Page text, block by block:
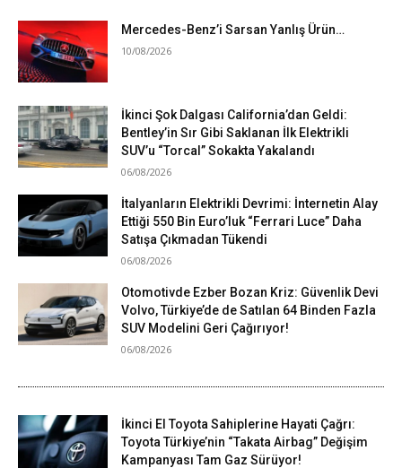
Mercedes-Benz’i Sarsan Yanlış Ürün…
10/08/2026
İkinci Şok Dalgası California’dan Geldi:
Bentley’in Sır Gibi Saklanan İlk Elektrikli
SUV’u “Torcal” Sokakta Yakalandı
06/08/2026
İtalyanların Elektrikli Devrimi: İnternetin Alay
Ettiği 550 Bin Euro’luk “Ferrari Luce” Daha
Satışa Çıkmadan Tükendi
06/08/2026
Otomotivde Ezber Bozan Kriz: Güvenlik Devi
Volvo, Türkiye’de de Satılan 64 Binden Fazla
SUV Modelini Geri Çağırıyor!
06/08/2026
İkinci El Toyota Sahiplerine Hayati Çağrı:
Toyota Türkiye’nin “Takata Airbag” Değişim
Kampanyası Tam Gaz Sürüyor!